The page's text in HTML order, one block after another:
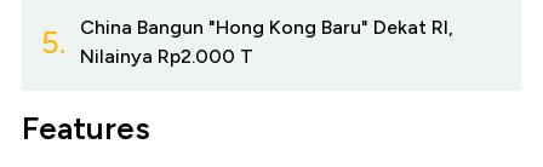
5.
China Bangun "Hong Kong Baru" Dekat RI,
Nilainya Rp2.000 T
Features